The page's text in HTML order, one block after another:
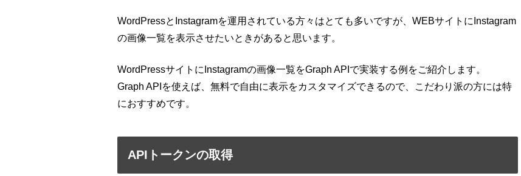
WordPressとInstagramを運用されている方々はとても多いですが、WEBサイトにInstagram
の画像一覧を表示させたいときがあると思います。
WordPressサイトにInstagramの画像一覧をGraph APIで実装する例をご紹介します。
Graph APIを使えば、無料で自由に表示をカスタマイズできるので、こだわり派の方には特
におすすめです。
APIトークンの取得